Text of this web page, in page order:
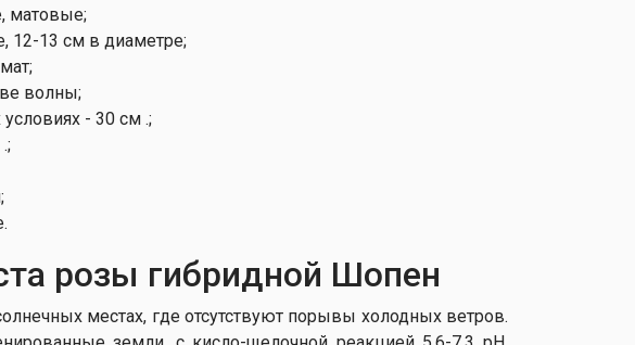
матовые;
12-13 см в диаметре;
волны;
- 30 см .;
розы гибридной Шопен
местах, где отсутствуют порывы холодных ветров.